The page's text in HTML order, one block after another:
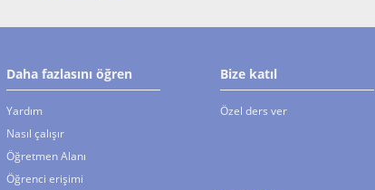
Daha fazlasını öğren
Yardım
Nasıl çalışır
Öğretmen Alanı
Öğrenci erişimi
Bize katıl
Özel ders ver